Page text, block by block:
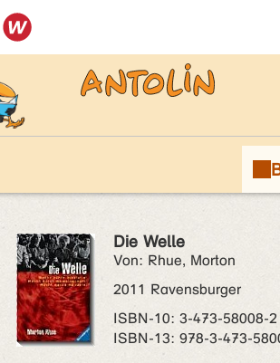
Die Welle
Von: Rhue, Morton
2011 Ravensburger
ISBN‑10: 3-473-58008-2
ISBN‑13: 978-3-473-